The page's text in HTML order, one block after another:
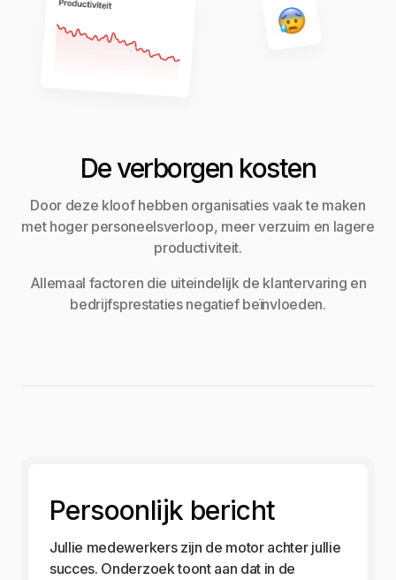
De verborgen kosten
Door deze kloof hebben organisaties vaak te maken
met hoger personeelsverloop, meer verzuim en lagere
productiviteit.
Allemaal factoren die uiteindelijk de klantervaring en
bedrijfsprestaties negatief beïnvloeden.
Persoonlijk bericht
Jullie medewerkers zijn de motor achter jullie
succes. Onderzoek toont aan dat in de